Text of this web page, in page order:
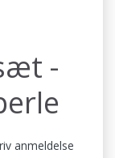
-
anmeldelse